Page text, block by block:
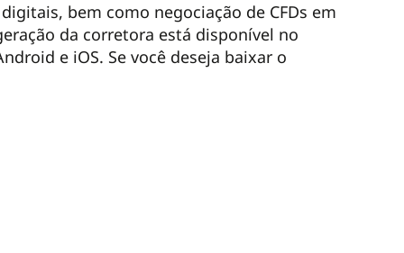
bem como negociação de CFDs em
da corretora está disponível no
e iOS. Se você deseja baixar o